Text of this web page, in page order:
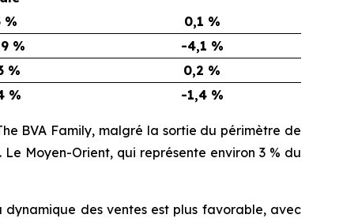
%
0,1 %
%
-4,1 %
%
0,2 %
% -1,4 %
BVA Family, malgré la sortie du périmètre de
Moyen-Orient, qui représente environ 3 % du
des ventes est plus favorable, avec